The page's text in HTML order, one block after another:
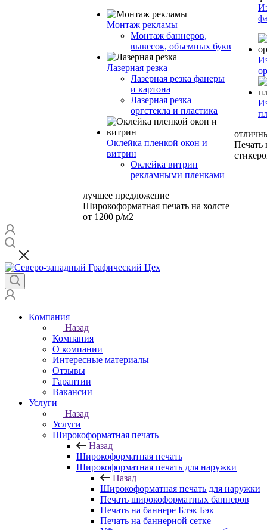
Монтаж рекламы
Монтаж баннеров,
вывесок, объемных букв
Лазерная резка
Лазерная резка фанеры
и картона
Лазерная резка
оргстекла и пластика
Оклейка пленкой окон и
витрин
Оклейка витрин
рекламными пленками
лучшее предложение
Широкоформатная печать на холсте
от 1200 р/м2
Печать
Компания
Назад
Компания
О компании
Интересные материалы
Отзывы
Гарантии
Вакансии
Услуги
Назад
Услуги
Широкоформатная печать
Назад
Широкоформатная печать
Широкоформатная печать для наружки
Назад
Широкоформатная печать для наружки
Печать широкоформатных баннеров
Печать на баннере Блэк Бэк
Печать на баннерной сетке